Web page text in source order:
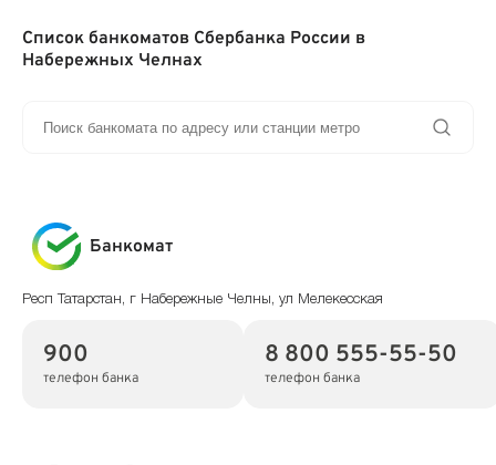
Список банкоматов Сбербанка России в
Набережных Челнах
Банкомат
Респ Татарстан, г Набережные Челны, ул Мелекесская
900
телефон банка
8 800 555-55-50
телефон банка